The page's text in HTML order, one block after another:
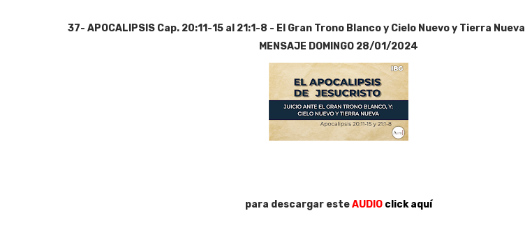
37- APOCALIPSIS Cap. 20:11-15 al 21:1-8 - El Gran Trono Blanco y Cielo Nuevo y Tierra Nueva
MENSAJE DOMINGO 28/01/2024
para descargar esteAUDIO click aquí